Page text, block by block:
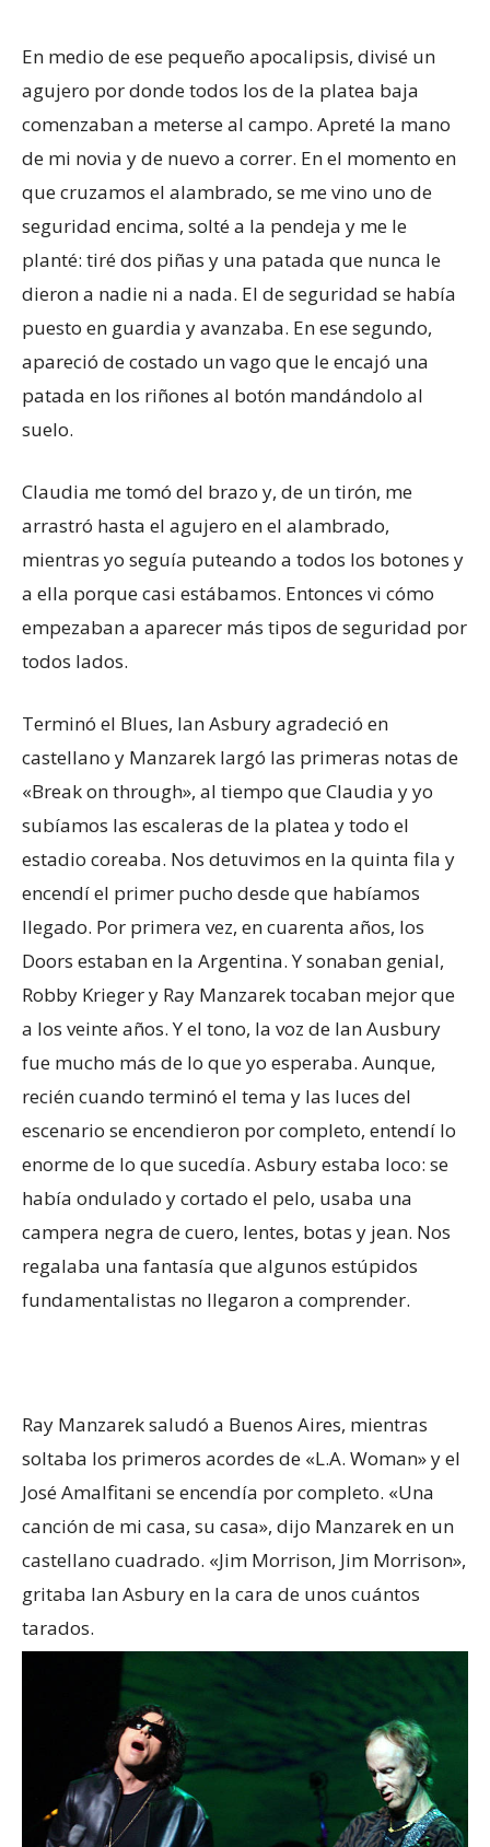
En medio de ese pequeño apocalipsis, divisé un
agujero por donde todos los de la platea baja
comenzaban a meterse al campo. Apreté la mano
de mi novia y de nuevo a correr. En el momento en
que cruzamos el alambrado, se me vino uno de
seguridad encima, solté a la pendeja y me le
planté: tiré dos piñas y una patada que nunca le
dieron a nadie ni a nada. El de seguridad se había
puesto en guardia y avanzaba. En ese segundo,
apareció de costado un vago que le encajó una
patada en los riñones al botón mandándolo al
suelo.
Claudia me tomó del brazo y, de un tirón, me
arrastró hasta el agujero en el alambrado,
mientras yo seguía puteando a todos los botones y
a ella porque casi estábamos. Entonces vi cómo
empezaban a aparecer más tipos de seguridad por
todos lados.
Terminó el Blues, Ian Asbury agradeció en
castellano y Manzarek largó las primeras notas de
«Break on through», al tiempo que Claudia y yo
subíamos las escaleras de la platea y todo el
estadio coreaba. Nos detuvimos en la quinta fila y
encendí el primer pucho desde que habíamos
llegado. Por primera vez, en cuarenta años, los
Doors estaban en la Argentina. Y sonaban genial,
Robby Krieger y Ray Manzarek tocaban mejor que
a los veinte años. Y el tono, la voz de Ian Ausbury
fue mucho más de lo que yo esperaba. Aunque,
recién cuando terminó el tema y las luces del
escenario se encendieron por completo, entendí lo
enorme de lo que sucedía. Asbury estaba loco: se
había ondulado y cortado el pelo, usaba una
campera negra de cuero, lentes, botas y jean. Nos
regalaba una fantasía que algunos estúpidos
fundamentalistas no llegaron a comprender.
Ray Manzarek saludó a Buenos Aires, mientras
soltaba los primeros acordes de «L.A. Woman» y el
José Amalfitani se encendía por completo. «Una
canción de mi casa, su casa», dijo Manzarek en un
castellano cuadrado. «Jim Morrison, Jim Morrison»,
gritaba Ian Asbury en la cara de unos cuántos
tarados.